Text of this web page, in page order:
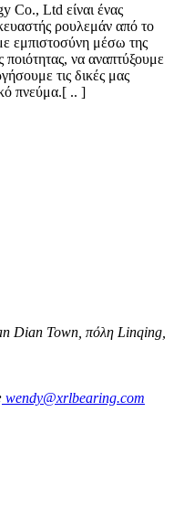
Co., Ltd είναι ένας
ρουλεμάν από το
εμπιστοσύνη μέσω της
ποιότητας, να αναπτύξουμε
τις δικές μας
πνεύμα.[ .. ]
Dian Town, πόλη Linqing,
wendy@xrlbearing.com